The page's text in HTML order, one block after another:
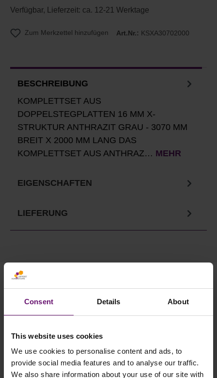
Consent Details About
This website uses cookies
We use cookies to personalise content and ads, to
provide social media features and to analyse our traffic.
We also share information about your use of our site with
Verfügbar, Lieferzeit: ca. 12-21 Werktage
Zum Merkzettel hinzufügen Art.Nr.: KSXA30702000
BESCHREIBUNG
KOMPLETTSET AUS
DOPPELSTEGPLATTEN 16 MM X-
STRUKTUR ANTHRAZIT GRAU - 3070 MM
BREIT X 2000 MM LANG DAS
KOMPLETTSET AUS ANTHRAZ… MEHR
EIGENSCHAFTEN
LIEFERUNG
Ihre Vorteile in unserem
Onlineshop
✓ Service telefonisch & per Mail
✓ Sichere Lieferung
✓ Rabatte ab 500€ Warenwert